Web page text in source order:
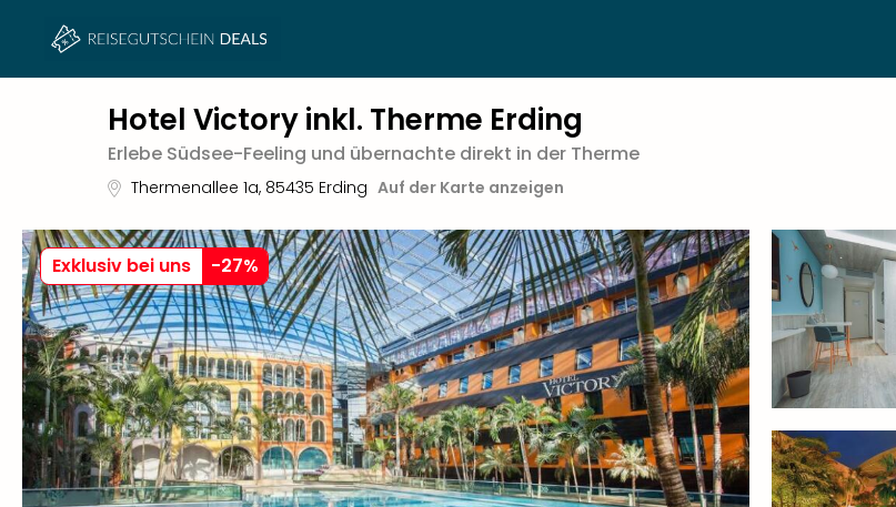
Hotel Victory inkl. Therme Erding
Erlebe Südsee-Feeling und übernachte direkt in der Therme
Thermenallee 1a, 85435 Erding Auf der Karte anzeigen
Exklusiv bei uns -27%